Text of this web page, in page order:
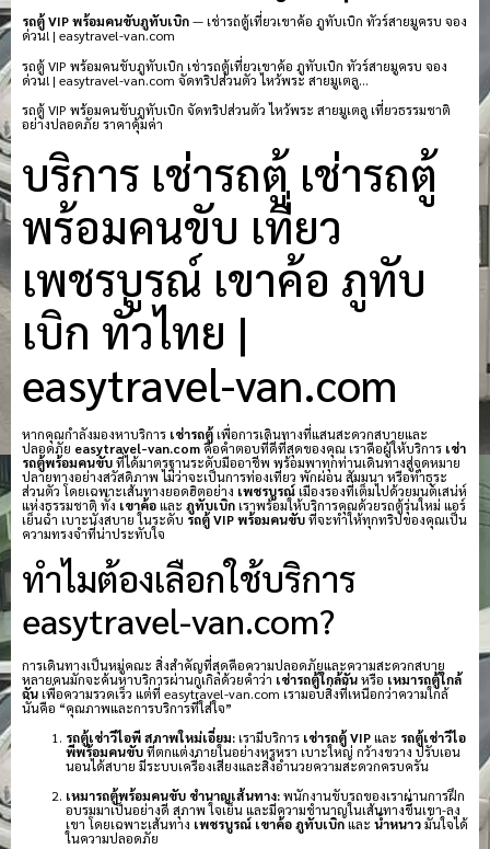
รถตู้ VIP พร้อมคนขับภูทับเบิก— เช่ารถตู้เที่ยวเขาค้อ ภูทับเบิก ทัวร์สายมูครบ จอง
ด่วน! | easytravel-van.com
รถตู้ VIP พร้อมคนขับภูทับเบิก เช่ารถตู้เที่ยวเขาค้อ ภูทับเบิก ทัวร์สายมูครบ จอง
ด่วน! | easytravel-van.com จัดทริปส่วนตัว ไหว้พระ สายมูเตลู…
รถตู้ VIP พร้อมคนขับภูทับเบิก จัดทริปส่วนตัว ไหว้พระ สายมูเตลู เที่ยวธรรมชาติ
อย่างปลอดภัย ราคาคุ้มค่า
บริการ เช่ารถตู้ เช่ารถตู้
พร้อมคนขับ เที่ยว
เพชรบูรณ์ เขาค้อ ภูทับ
เบิก ทั่วไทย |
easytravel-van.com
หากคุณกำลังมองหาบริการ เช่ารถตู้เพื่อการเดินทางที่แสนสะดวกสบายและ
ปลอดภัย easytravel-van.comคือคำตอบที่ดีที่สุดของคุณ เราคือผู้ให้บริการ เช่า
รถตู้พร้อมคนขับที่ได้มาตรฐานระดับมืออาชีพ พร้อมพาทุกท่านเดินทางสู่จุดหมาย
ปลายทางอย่างสวัสดิภาพ ไม่ว่าจะเป็นการท่องเที่ยว พักผ่อน สัมมนา หรือทำธุระ
ส่วนตัว โดยเฉพาะเส้นทางยอดฮิตอย่าง เพชรบูรณ์เมืองรองที่เต็มไปด้วยมนต์เสน่ห์
แห่งธรรมชาติ ทั้ง เขาค้อและ ภูทับเบิกเราพร้อมให้บริการคุณด้วยรถตู้รุ่นใหม่ แอร์
เย็นฉ่ำ เบาะนั่งสบาย ในระดับ รถตู้ VIP พร้อมคนขับที่จะทำให้ทุกทริปของคุณเป็น
ความทรงจำที่น่าประทับใจ
ทำไมต้องเลือกใช้บริการ
easytravel-van.com?
การเดินทางเป็นหมู่คณะ สิ่งสำคัญที่สุดคือความปลอดภัยและความสะดวกสบาย
หลายคนมักจะค้นหาบริการผ่านกูเกิลด้วยคำว่า เช่ารถตู้ใกล้ฉันหรือ เหมารถตู้ใกล้
ฉันเพื่อความรวดเร็ว แต่ที่ easytravel-van.com เรามอบสิ่งที่เหนือกว่าความใกล้
นั่นคือ “คุณภาพและการบริการที่ใส่ใจ”
รถตู้เช่าวีไอพี สภาพใหม่เอี่ยม:เรามีบริการ เช่ารถตู้ VIPและ รถตู้เช่าวีไอ
พีพร้อมคนขับที่ตกแต่งภายในอย่างหรูหรา เบาะใหญ่ กว้างขวาง ปรับเอน
นอนได้สบาย มีระบบเครื่องเสียงและสิ่งอำนวยความสะดวกครบครัน
เหมารถตู้พร้อมคนขับ ชำนาญเส้นทาง:พนักงานขับรถของเราผ่านการฝึก
อบรมมาเป็นอย่างดี สุภาพ ใจเย็น และมีความชำนาญในเส้นทางขึ้นเขา-ลง
เขา โดยเฉพาะเส้นทาง เพชรบูรณ์ เขาค้อภูทับเบิกและ น้ำหนาวมั่นใจได้
ในความปลอดภัย